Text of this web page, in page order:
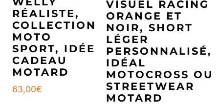
RÉALISTE,
COLLECTION
MOTO
SPORT, IDÉE
CADEAU
MOTARD
63,00€
VISUEL RACING
ORANGE ET
NOIR, SHORT
LÉGER
PERSONNALISÉ,
IDÉAL
MOTOCROSS OU
STREETWEAR
MOTARD